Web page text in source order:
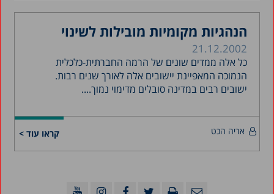
הנהגיות מקומיות מובילות לשינוי
21.12.2002
כל אלה ממדים שונים של הרמה החברתית-כלכלית
הנמוכה המאפיינת יישובים אלה לאורך שנים רבות.
ישובים רבים במדינה סובלים מדימוי נמוך....
קראו עוד > אריה הכט